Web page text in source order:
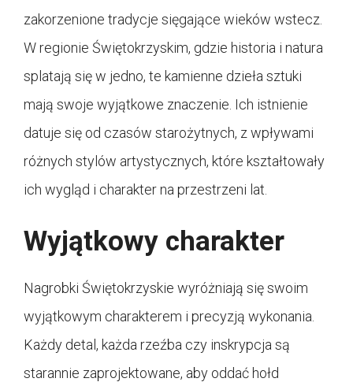
zakorzenione tradycje sięgające wieków wstecz.
W regionie Świętokrzyskim, gdzie historia i natura
splatają się w jedno, te kamienne dzieła sztuki
mają swoje wyjątkowe znaczenie. Ich istnienie
datuje się od czasów starożytnych, z wpływami
różnych stylów artystycznych, które kształtowały
ich wygląd i charakter na przestrzeni lat.
Wyjątkowy charakter
Nagrobki Świętokrzyskie wyróżniają się swoim
wyjątkowym charakterem i precyzją wykonania.
Każdy detal, każda rzeźba czy inskrypcja są
starannie zaprojektowane, aby oddać hołd